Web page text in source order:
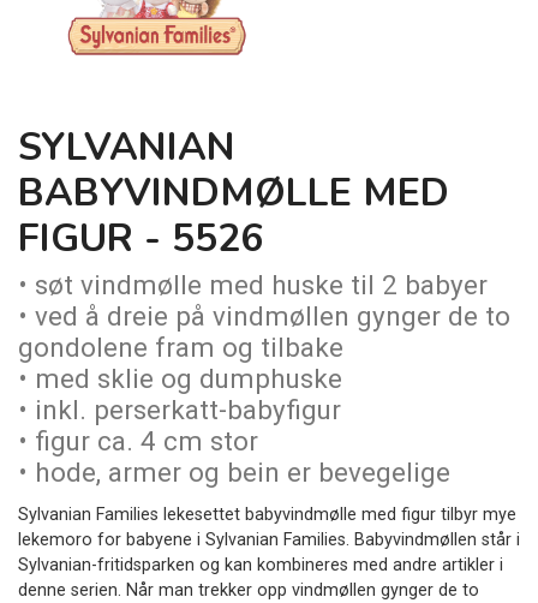
SYLVANIAN
BABYVINDMØLLE MED
FIGUR - 5526
• søt vindmølle med huske til 2 babyer
• ved å dreie på vindmøllen gynger de to
gondolene fram og tilbake
• med sklie og dumphuske
• inkl. perserkatt-babyfigur
• figur ca. 4 cm stor
• hode, armer og bein er bevegelige
Sylvanian Families lekesettet babyvindmølle med figur tilbyr mye
lekemoro for babyene i Sylvanian Families. Babyvindmøllen står i
Sylvanian-fritidsparken og kan kombineres med andre artikler i
denne serien. Når man trekker opp vindmøllen gynger de to